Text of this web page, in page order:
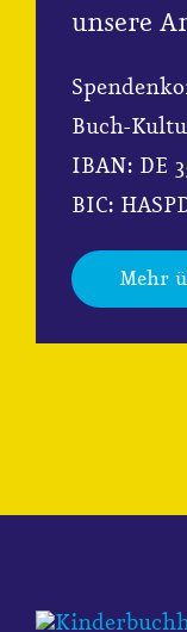
unsere
Buch-
IBAN: DE
BIC:
Mehr